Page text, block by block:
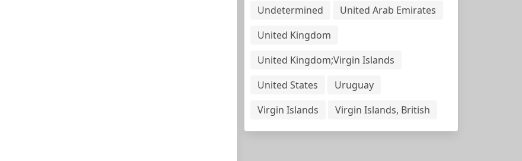
Undetermined
United Arab Emirates
United Kingdom
United Kingdom;Virgin Islands
United States
Uruguay
Virgin Islands
Virgin Islands, British